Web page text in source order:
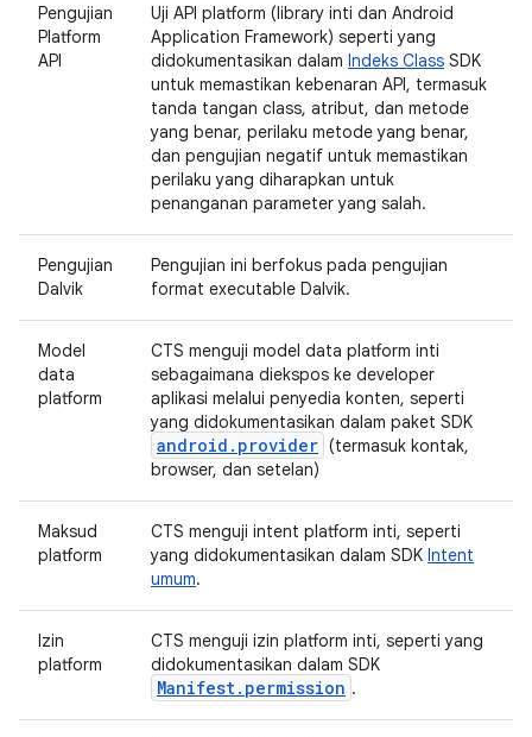
Pengujian
Platform
API
Uji API platform (library inti dan Android
Application Framework) seperti yang
didokumentasikan dalam Indeks Class SDK
untuk memastikan kebenaran API, termasuk
tanda tangan class, atribut, dan metode
yang benar, perilaku metode yang benar,
dan pengujian negatif untuk memastikan
perilaku yang diharapkan untuk
penanganan parameter yang salah.
Pengujian
Dalvik
Pengujian ini berfokus pada pengujian
format executable Dalvik.
Model
data
platform
CTS menguji model data platform inti
sebagaimana diekspos ke developer
aplikasi melalui penyedia konten, seperti
yang didokumentasikan dalam paket SDK
android.provider (termasuk kontak,
browser, dan setelan)
Maksud
platform
CTS menguji intent platform inti, seperti
yang didokumentasikan dalam SDK Intent
umum.
Izin
platform
CTS menguji izin platform inti, seperti yang
didokumentasikan dalam SDK
Manifest.permission .